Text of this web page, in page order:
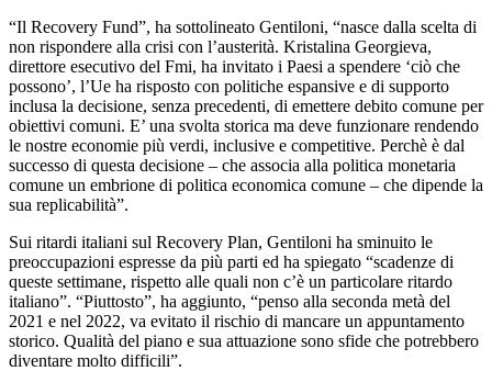
“Il Recovery Fund”, ha sottolineato Gentiloni, “nasce dalla scelta di
non rispondere alla crisi con l’austerità. Kristalina Georgieva,
direttore esecutivo del Fmi, ha invitato i Paesi a spendere ‘ciò che
possono’, l’Ue ha risposto con politiche espansive e di supporto
inclusa la decisione, senza precedenti, di emettere debito comune per
obiettivi comuni. E’ una svolta storica ma deve funzionare rendendo
le nostre economie più verdi, inclusive e competitive. Perchè è dal
successo di questa decisione – che associa alla politica monetaria
comune un embrione di politica economica comune – che dipende la
sua replicabilità”.
Sui ritardi italiani sul Recovery Plan, Gentiloni ha sminuito le
preoccupazioni espresse da più parti ed ha spiegato “scadenze di
queste settimane, rispetto alle quali non c’è un particolare ritardo
italiano”. “Piuttosto”, ha aggiunto, “penso alla seconda metà del
2021 e nel 2022, va evitato il rischio di mancare un appuntamento
storico. Qualità del piano e sua attuazione sono sfide che potrebbero
diventare molto difficili”.